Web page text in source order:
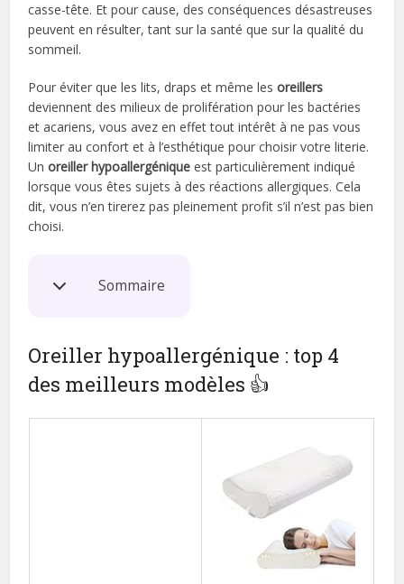
casse-tête. Et pour cause, des conséquences désastreuses
peuvent en résulter, tant sur la santé que sur la qualité du
sommeil.
Pour éviter que les lits, draps et même lesoreillers
deviennent des milieux de prolifération pour les bactéries
et acariens, vous avez en effet tout intérêt à ne pas vous
limiter au confort et à l’esthétique pour choisir votre literie.
Unoreiller hypoallergénique est particulièrement indiqué
lorsque vous êtes sujets à des réactions allergiques. Cela
dit, vous n’en tirerez pas pleinement profit s’il n’est pas bien
choisi.
Sommaire
Oreiller hypoallergénique : top 4
des meilleurs modèles 👍